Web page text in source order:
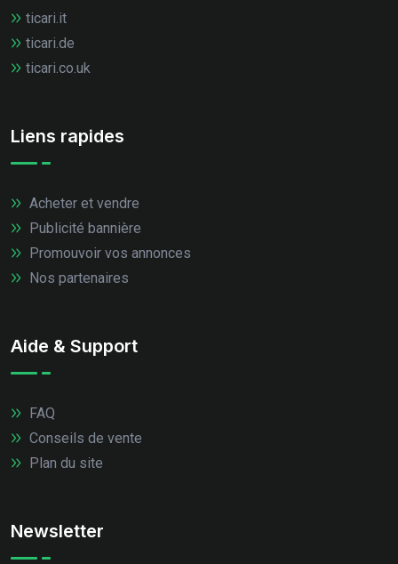
ticari.it
ticari.de
ticari.co.uk
Liens rapides
Acheter et vendre
Publicité bannière
Promouvoir vos annonces
Nos partenaires
Aide & Support
FAQ
Conseils de vente
Plan du site
Newsletter